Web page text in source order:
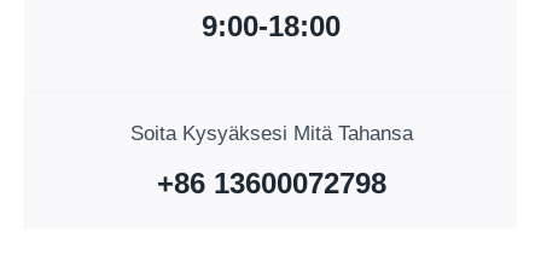
9:00-18:00
Soita Kysyäksesi Mitä Tahansa
+86 13600072798